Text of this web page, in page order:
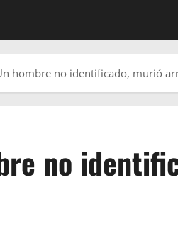
hombre no identificado, murió
no